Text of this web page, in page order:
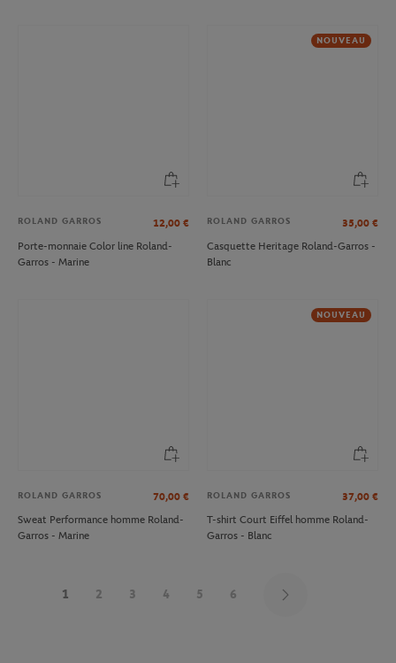
ROLAND GARROS 12,00 €
Porte-monnaie Color line Roland-
Garros - Marine
NOUVEAU
ROLAND GARROS 35,00 €
Casquette Heritage Roland-Garros -
Blanc
ROLAND GARROS 70,00 €
Sweat Performance homme Roland-
Garros - Marine
NOUVEAU
ROLAND GARROS 37,00 €
T-shirt Court Eiffel homme Roland-
Garros - Blanc
1 2 3 4 5 6